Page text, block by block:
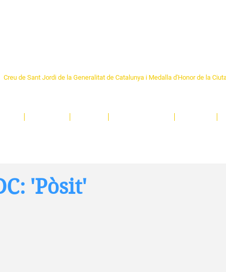
Creu de Sant Jordi de la Generalitat de Catalunya i Medalla d'Honor de la
'Pòsit'